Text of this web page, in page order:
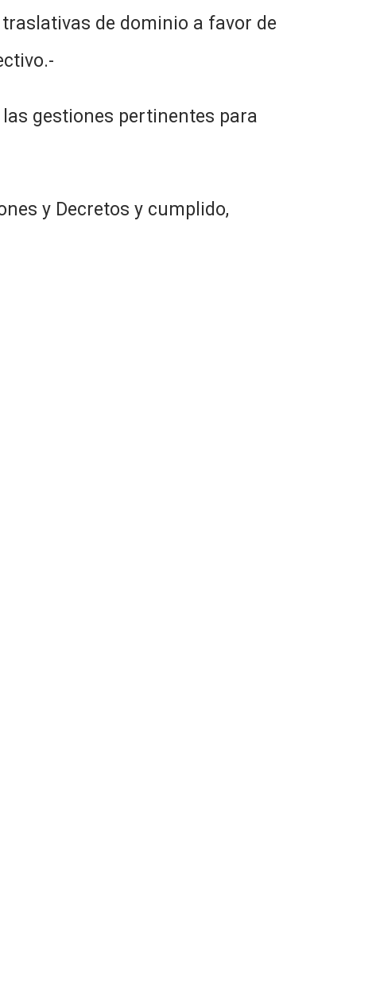
de dominio a favor de
gestiones pertinentes para
y Decretos y cumplido,